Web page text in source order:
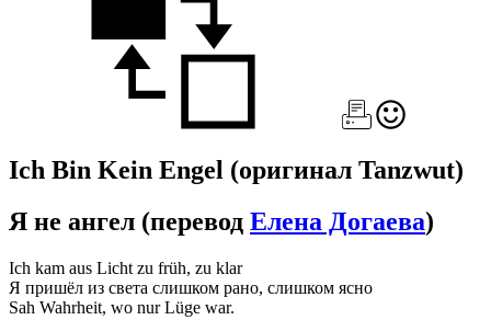
Ich Bin Kein Engel (оригинал Tanzwut)
Я не ангел (перевод Елена Догаева)
Ich kam aus Licht zu früh, zu klar
Я пришёл из света слишком рано, слишком ясно
Sah Wahrheit, wo nur Lüge war.